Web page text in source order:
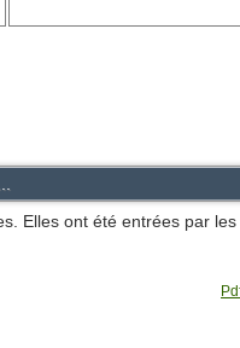
Elles ont été entrées par